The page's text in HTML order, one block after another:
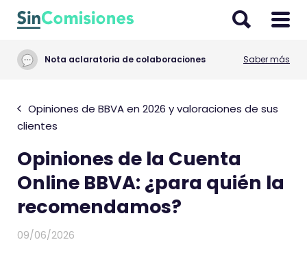
Nota aclaratoria de colaboraciones Saber más
Opiniones de BBVA en 2026 y valoraciones de sus
clientes
Opiniones de la Cuenta
Online BBVA: ¿para quién la
recomendamos?
09/06/2026